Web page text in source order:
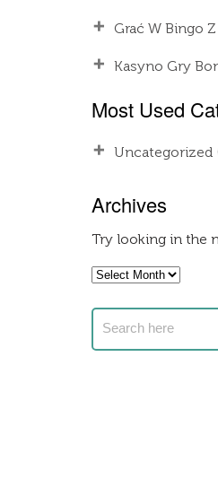
Grać W Bingo
Kasyno Gry
Most Used
Uncategorized
Archives
Try looking in the
Archives